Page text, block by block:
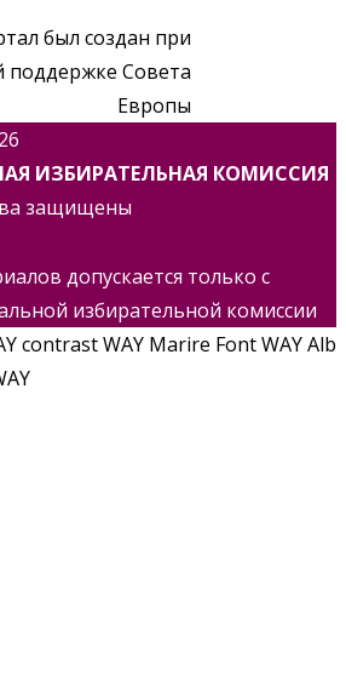
был создан при
поддержке Совета
Европы
ИЗБИРАТЕЛЬНАЯ КОМИССИЯ
защищены
допускается только с
избирательной комиссии
contrast WAY Marire Font WAYAlb